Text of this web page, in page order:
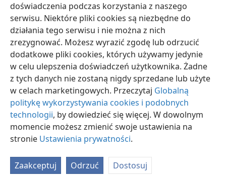
doświadczenia podczas korzystania z naszego
serwisu. Niektóre pliki cookies są niezbędne do
działania tego serwisu i nie można z nich
zrezygnować. Możesz wyrazić zgodę lub odrzucić
dodatkowe pliki cookies, których używamy jedynie
w celu ulepszenia doświadczeń użytkownika. Żadne
z tych danych nie zostaną nigdy sprzedane lub użyte
w celach marketingowych. Przeczytaj Globalną
politykę wykorzystywania cookies i podobnych
technologii, by dowiedzieć się więcej. W dowolnym
momencie możesz zmienić swoje ustawienia na
stronie Ustawienia prywatności.
Zaakceptuj Odrzuć Dostosuj
polski Ustawienia
Copyright© 2026 Watch Tower Bible and Tract Society of Pennsylvania
Warunki użytkowania Polityka prywatności
JW.ORG
Zaloguj